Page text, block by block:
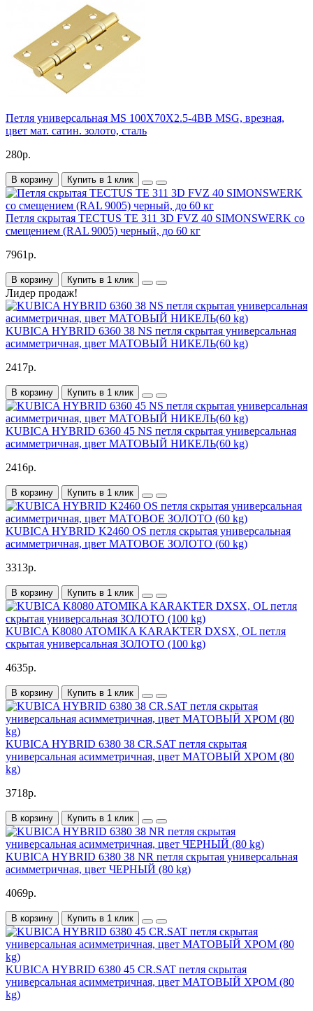
Петля универсальная MS 100X70X2.5-4BB MSG, врезная,
цвет мат. сатин. золото, сталь
280р.
В корзину Купить в 1 клик
Петля скрытая TECTUS TE 311 3D FVZ 40 SIMONSWERK со
смещением (RAL 9005) черный, до 60 кг
7961р.
В корзину Купить в 1 клик
Лидер продаж!
KUBICA HYBRID 6360 38 NS петля скрытая универсальная
асимметричная, цвет МАТОВЫЙ НИКЕЛЬ(60 kg)
2417р.
В корзину Купить в 1 клик
KUBICA HYBRID 6360 45 NS петля скрытая универсальная
асимметричная, цвет МАТОВЫЙ НИКЕЛЬ(60 kg)
2416р.
В корзину Купить в 1 клик
KUBICA HYBRID K2460 OS петля скрытая универсальная
асимметричная, цвет МАТОВОЕ ЗОЛОТО (60 kg)
3313р.
В корзину Купить в 1 клик
KUBICA K8080 ATOMIKA KARAKTER DXSX, OL петля
скрытая универсальная ЗОЛОТО (100 kg)
4635р.
В корзину Купить в 1 клик
KUBICA HYBRID 6380 38 CR.SAT петля скрытая
универсальная асимметричная, цвет МАТОВЫЙ ХРОМ (80
kg)
3718р.
В корзину Купить в 1 клик
KUBICA HYBRID 6380 38 NR петля скрытая универсальная
асимметричная, цвет ЧЕРНЫЙ (80 kg)
4069р.
В корзину Купить в 1 клик
KUBICA HYBRID 6380 45 CR.SAT петля скрытая
универсальная асимметричная, цвет МАТОВЫЙ ХРОМ (80
kg)